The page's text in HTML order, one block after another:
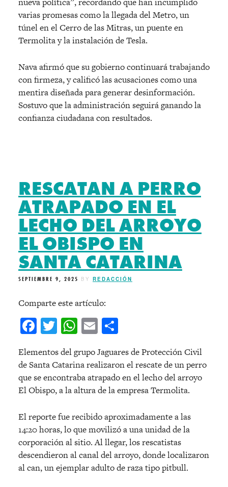
varias promesas como la llegada del Metro, un
túnel en el Cerro de las Mitras, un puente en
Termolita y la instalación de Tesla.
Nava afirmó que su gobierno continuará trabajando
con firmeza, y calificó las acusaciones como una
mentira diseñada para generar desinformación.
Sostuvo que la administración seguirá ganando la
confianza ciudadana con resultados.
RESCATAN A PERRO
ATRAPADO EN EL
LECHO DEL ARROYO
EL OBISPO EN
SANTA CATARINA
SEPTIEMBRE 9, 2025 BY REDACCIÓN
Comparte este artículo:
Facebook
Twitter
WhatsApp
Email
Elementos del grupo Jaguares de Protección Civil
de Santa Catarina realizaron el rescate de un perro
que se encontraba atrapado en el lecho del arroyo
El Obispo, a la altura de la empresa Termolita.
El reporte fue recibido aproximadamente a las
14:20 horas, lo que movilizó a una unidad de la
corporación al sitio. Al llegar, los rescatistas
descendieron al canal del arroyo, donde localizaron
al can, un ejemplar adulto de raza tipo pitbull.